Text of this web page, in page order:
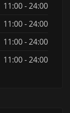
11:00 - 24:00
11:00 - 24:00
11:00 - 24:00
11:00 - 24:00